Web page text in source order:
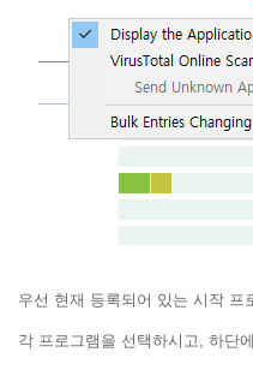
우선 현재 등록되어 있는 시작 프
각 프로그램을 선택하시고, 하단